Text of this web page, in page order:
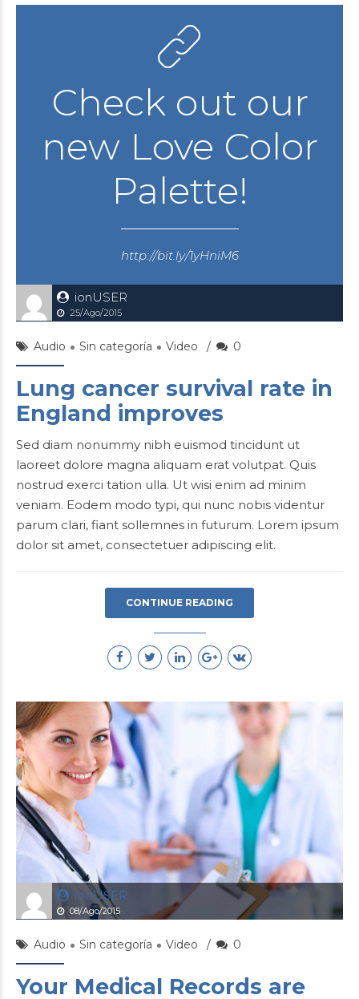
Check out our
new Love Color
Palette!
http://bit.ly/1yHniM6
ionUSER
25/Ago/2015
Audio Sin categoría Video 0
Lung cancer survival rate in
England improves
Sed diam nonummy nibh euismod tincidunt ut
laoreet dolore magna aliquam erat volutpat. Quis
nostrud exerci tation ulla. Ut wisi enim ad minim
veniam. Eodem modo typi, qui nunc nobis videntur
parum clari, fiant sollemnes in futurum. Lorem ipsum
dolor sit amet, consectetuer adipiscing elit.
CONTINUE READING
ionUSER
08/Ago/2015
Audio Sin categoría Video 0
Your Medical Records are